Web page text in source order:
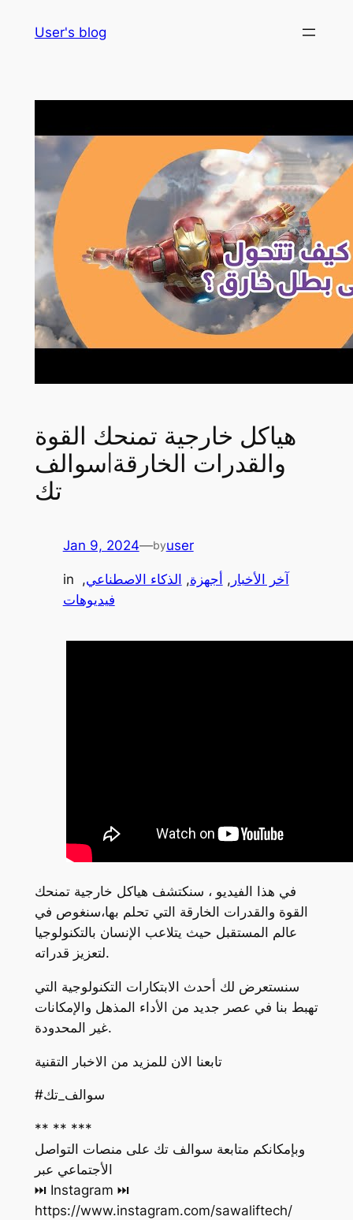
User's blog
هياكل خارجية تمنحك القوة
والقدرات الخارقة|سوالف
تك
Jan 9, 2024—byuser
in آخر الأخبار , أجهزة, الذكاء الاصطناعي,
فيديوهات
في هذا الفيديو ، سنكتشف هياكل خارجية تمنحك
القوة والقدرات الخارقة التي تحلم بها،سنغوص في
عالم المستقبل حيث يتلاعب الإنسان بالتكنولوجيا
لتعزيز قدراته.
سنستعرض لك أحدث الابتكارات التكنولوجية التي
تهبط بنا في عصر جديد من الأداء المذهل والإمكانات
غير المحدودة.
تابعنا الان للمزيد من الاخبار التقنية
#سوالف_تك
** ** ***
وبإمكانكم متابعة سوالف تك على منصات التواصل
الأجتماعي عبر
https://www.instagram.com/sawaliftech/